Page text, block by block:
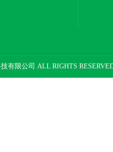
有限公司 ALL RIGHTS